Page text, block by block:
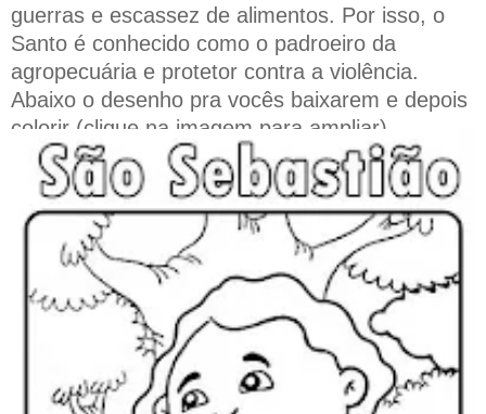
guerras e escassez de alimentos. Por isso, o
Santo é conhecido como o padroeiro da
agropecuária e protetor contra a violência.
Abaixo o desenho pra vocês baixarem e depois
colorir (clique na imagem para ampliar)